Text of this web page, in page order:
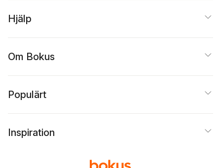
Hjälp
Om Bokus
Populärt
Inspiration